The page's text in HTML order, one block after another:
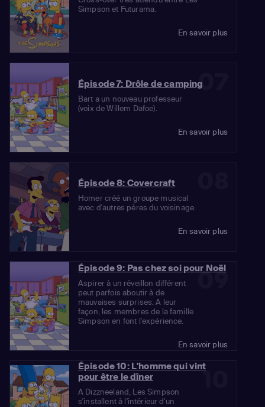
Simpson et Futurama.
En savoir plus
07
Épisode 7: Drôle de camping
Bart a un nouveau professeur
(voix de Willem Dafoe).
En savoir plus
Épisode 8: Covercraft
Homer créé un groupe musical
avec d'autres pères du voisinage.
En savoir plus
09
Épisode 9: Pas chez soi pour Noël
Aspirer à un réveillon différent
peut parfois aboutir à de
mauvaises surprises. A leur
façon, les membres de la famille
Simpson en font l'expérience.
En savoir plus
10
Épisode 10: L'homme qui vint
pour être le dîner
A Dizzneeland, Les Simpson
s'installent à l'intérieur d'un